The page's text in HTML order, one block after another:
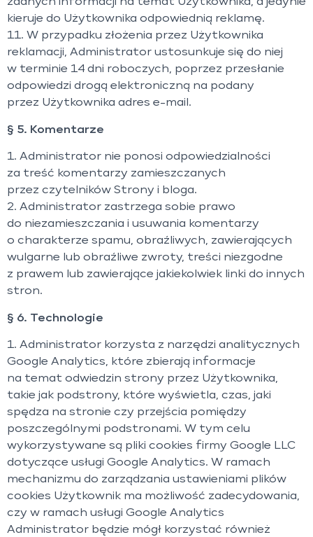
żadnych informacji na temat Użytkownika, a jedynie
kieruje do Użytkownika odpowiednią reklamę.
11. W przypadku złożenia przez Użytkownika
reklamacji, Administrator ustosunkuje się do niej
w terminie 14 dni roboczych, poprzez przesłanie
odpowiedzi drogą elektroniczną na podany
przez Użytkownika adres e-mail.
§ 5. Komentarze
1. Administrator nie ponosi odpowiedzialności
za treść komentarzy zamieszczanych
przez czytelników Strony i bloga.
2. Administrator zastrzega sobie prawo
do niezamieszczania i usuwania komentarzy
o charakterze spamu, obraźliwych, zawierających
wulgarne lub obraźliwe zwroty, treści niezgodne
z prawem lub zawierające jakiekolwiek linki do innych
stron.
§ 6. Technologie
1. Administrator korzysta z narzędzi analitycznych
Google Analytics, które zbierają informacje
na temat odwiedzin strony przez Użytkownika,
takie jak podstrony, które wyświetla, czas, jaki
spędza na stronie czy przejścia pomiędzy
poszczególnymi podstronami. W tym celu
wykorzystywane są pliki cookies firmy Google LLC
dotyczące usługi Google Analytics. W ramach
mechanizmu do zarządzania ustawieniami plików
cookies Użytkownik ma możliwość zadecydowania,
czy w ramach usługi Google Analytics
Administrator będzie mógł korzystać również